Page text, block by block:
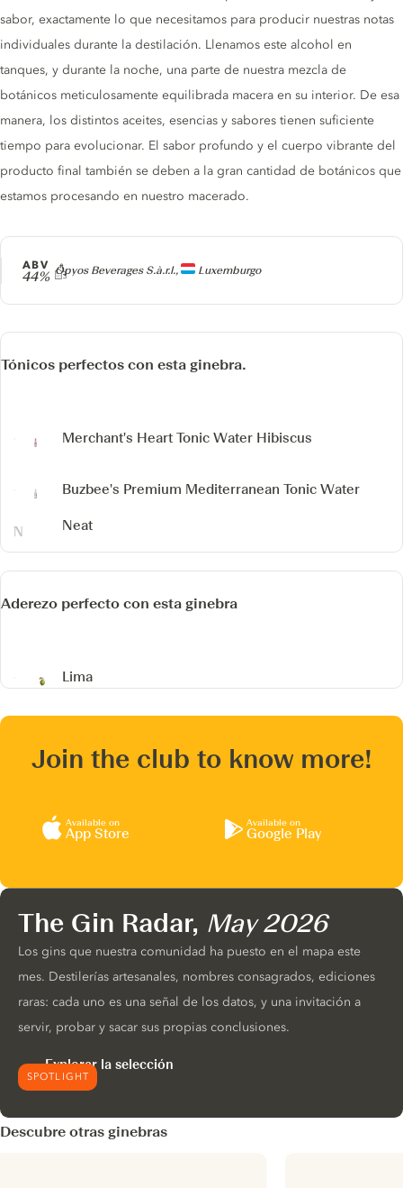
Producer
Opyos Beverages S.à.r.l., Luxemburgo
ABV
44%
sabor, exactamente lo que necesitamos para producir nuestras notas
individuales durante la destilación. Llenamos este alcohol en
tanques, y durante la noche, una parte de nuestra mezcla de
botánicos meticulosamente equilibrada macera en su interior. De esa
manera, los distintos aceites, esencias y sabores tienen suficiente
tiempo para evolucionar. El sabor profundo y el cuerpo vibrante del
producto final también se deben a la gran cantidad de botánicos que
estamos procesando en nuestro macerado.
Tónicos perfectos con esta ginebra.
Merchant's Heart Tonic Water Hibiscus
Buzbee's Premium Mediterranean Tonic Water
Neat
Aderezo perfecto con esta ginebra
Lima
Join the club to know more!
Available on
App Store
Available on
Google Play
SPOTLIGHT
The Gin Radar, May 2026
Los gins que nuestra comunidad ha puesto en el mapa este
mes. Destilerías artesanales, nombres consagrados, ediciones
raras: cada uno es una señal de los datos, y una invitación a
servir, probar y sacar sus propias conclusiones.
Explorar la selección
Descubre otras ginebras